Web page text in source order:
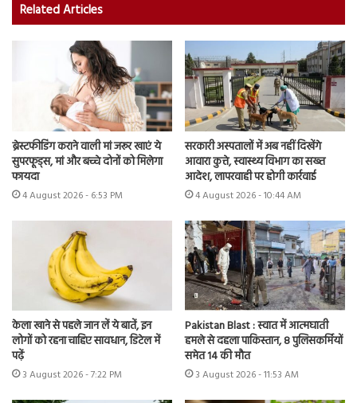
Related Articles
ब्रेस्टफीडिंग कराने वाली मां जरूर खाएं ये
सुपरफूड्स, मां और बच्चे दोनों को मिलेगा
फायदा
4 August 2026 - 6:53 PM
सरकारी अस्पतालों में अब नहीं दिखेंगे
आवारा कुत्ते, स्वास्थ्य विभाग का सख्त
आदेश, लापरवाही पर होगी कार्रवाई
4 August 2026 - 10:44 AM
केला खाने से पहले जान लें ये बातें, इन
लोगों को रहना चाहिए सावधान, डिटेल में
पढ़ें
3 August 2026 - 7:22 PM
Pakistan Blast : स्वात में आत्मघाती
हमले से दहला पाकिस्तान, 8 पुलिसकर्मियों
समेत 14 की मौत
3 August 2026 - 11:53 AM